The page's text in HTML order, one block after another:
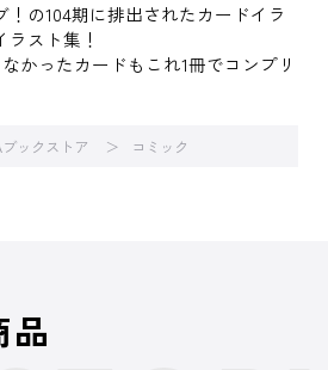
！の104期に排出されたカードイラ
ラスト集！
かったカードもこれ1冊でコンプリ
ックストア コミック